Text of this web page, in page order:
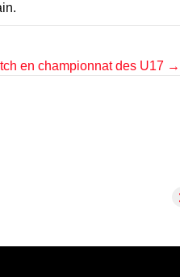
en championnat des U17 →